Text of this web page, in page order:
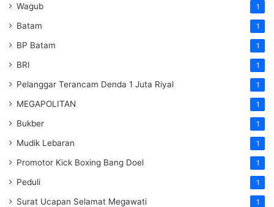
Wagub 1
Batam 1
BP Batam 1
BRI 1
Pelanggar Terancam Denda 1 Juta Riyal 1
MEGAPOLITAN 1
Bukber 1
Mudik Lebaran 1
Promotor Kick Boxing Bang Doel 1
Peduli 1
Surat Ucapan Selamat Megawati 1